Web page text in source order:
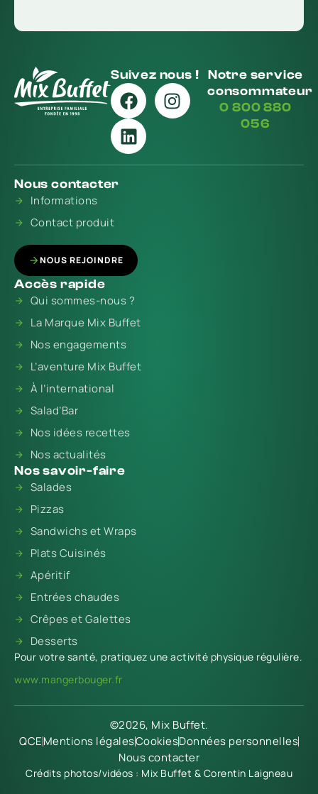
Suivez nous !
Notre service
consommateur
0 800 880
056
Nous contacter
Informations
Contact produit
NOUS REJOINDRE
Accès rapide
Qui sommes-nous ?
La Marque Mix Buffet
Nos engagements
L’aventure Mix Buffet
À l’international
Salad’Bar
Nos idées recettes
Nos actualités
Nos savoir-faire
Salades
Pizzas
Sandwichs et Wraps
Plats Cuisinés
Apéritif
Entrées chaudes
Crêpes et Galettes
Desserts
Pour votre santé, pratiquez une activité physique régulière.
www.mangerbouger.fr
©2026, Mix Buffet.
QCEMentions légalesCookiesDonnées personnelles
Nous contacter
Crédits photos/vidéos : Mix Buffet & Corentin Laigneau